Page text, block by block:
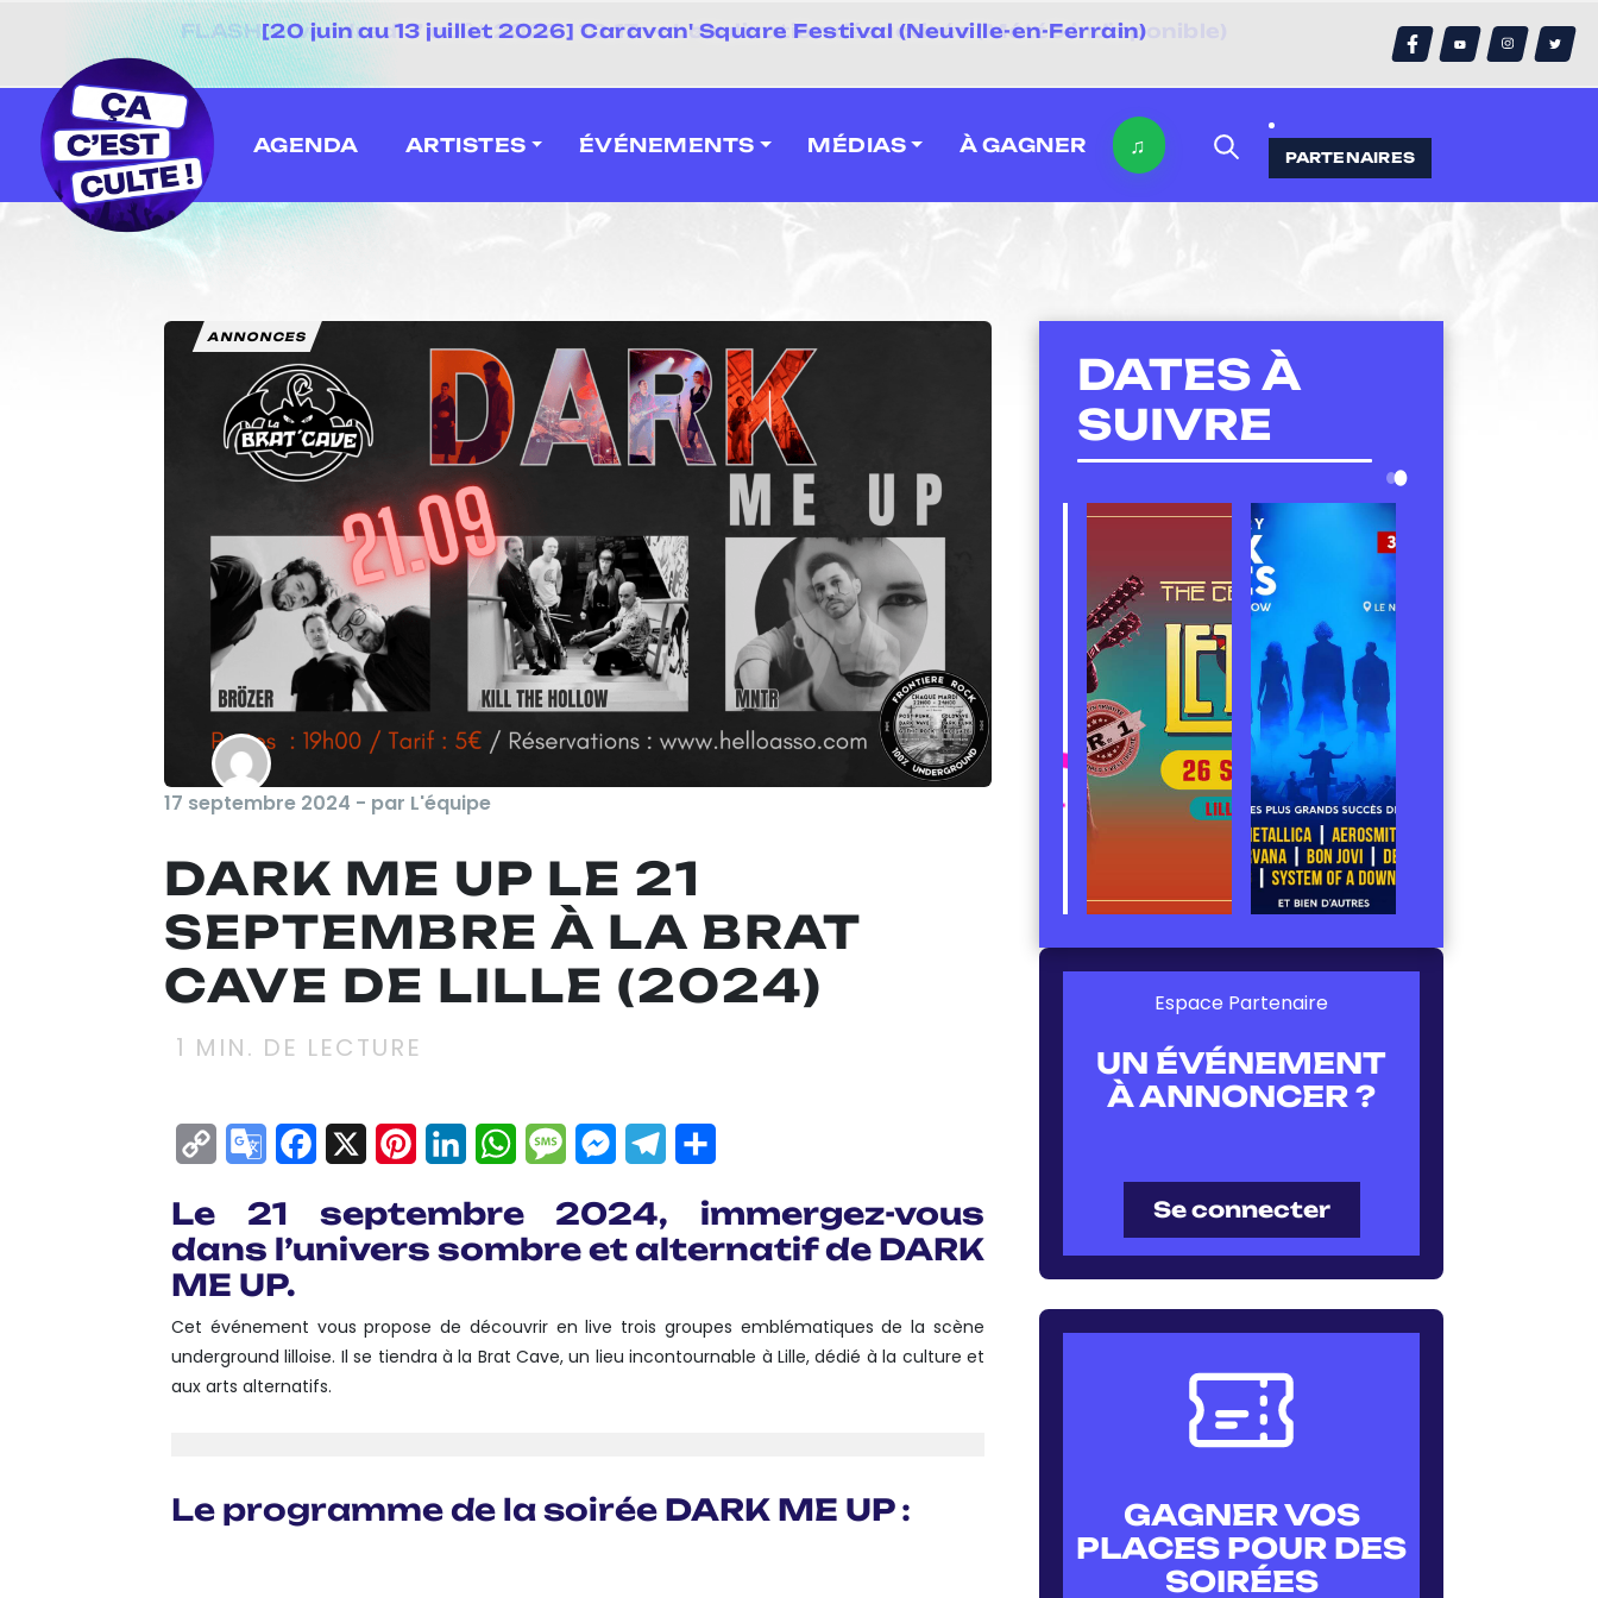
[20 juin au 13 juillet 2026] Caravan' Square Festival (Neuville-en-Ferrain)
AGENDA ARTISTES ÉVÉNEMENTS MÉDIAS À GAGNER ♫ PARTENAIRES
ANNONCES
17 septembre 2024 - par L'équipe
DARK ME UP LE 21
SEPTEMBRE À LA BRAT
CAVE DE LILLE (2024)
1 MIN. DE LECTURE
Copy GoogleFacebook
X Pinterest
LinkedInWhatsApp
MessageMessenger
Telegram
Le 21 septembre 2024, immergez-vous
dans l’univers sombre et alternatif de DARK
ME UP.
Cet événement vous propose de découvrir en live trois groupes emblématiques de la scène
underground lilloise. Il se tiendra à la Brat Cave, un lieu incontournable à Lille, dédié à la culture et
aux arts alternatifs.
Le programme de la soirée DARK ME UP:
DATES À
SUIVRE
Espace Partenaire
UN ÉVÉNEMENT
À ANNONCER ?
Se connecter
GAGNER VOS
PLACES POUR DES
SOIRÉES